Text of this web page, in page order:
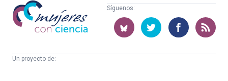
Mujeres
con
ciencia
Síguenos:
Un proyecto de: